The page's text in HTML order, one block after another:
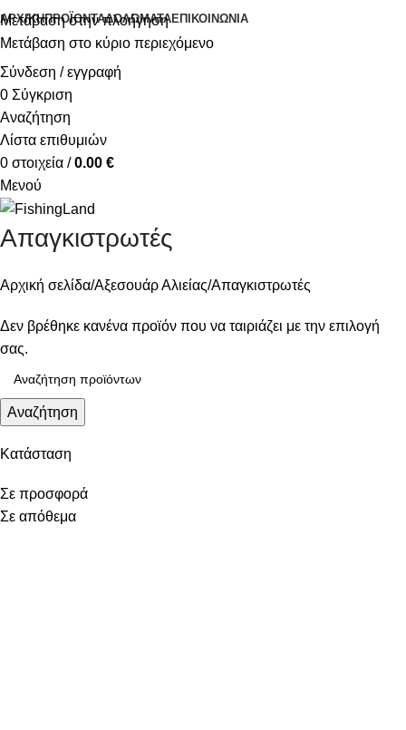
Μετάβαση στην πλοήγηση
Μετάβαση στο κύριο περιεχόμενο
ΑΡΧΙΚΉΠΡΟΪΌΝΤΑΔΟΛΏΜΑΤΑΕΠΙΚΟΙΝΩΝΊΑ
Σύνδεση / εγγραφή
0 Σύγκριση
Αναζήτηση
Λίστα επιθυμιών
0 στοιχεία / 0.00 €
Μενού
Απαγκιστρωτές
Κατάσταση
Σε προσφορά
Σε απόθεμα
Αρχική σελίδα Αξεσουάρ Αλιείας Απαγκιστρωτές
Δεν βρέθηκε κανένα προϊόν που να ταιριάζει με την επιλογή
σας.
Αναζήτηση